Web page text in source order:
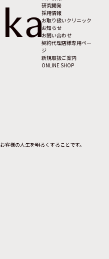
研究開発
採用情報
お取り扱いクリニック
お知らせ
お問い合わせ
契約代理店様専用ペー
ジ
新規取扱ご案内
ONLINE SHOP
お客様の人生を明るくすることです。